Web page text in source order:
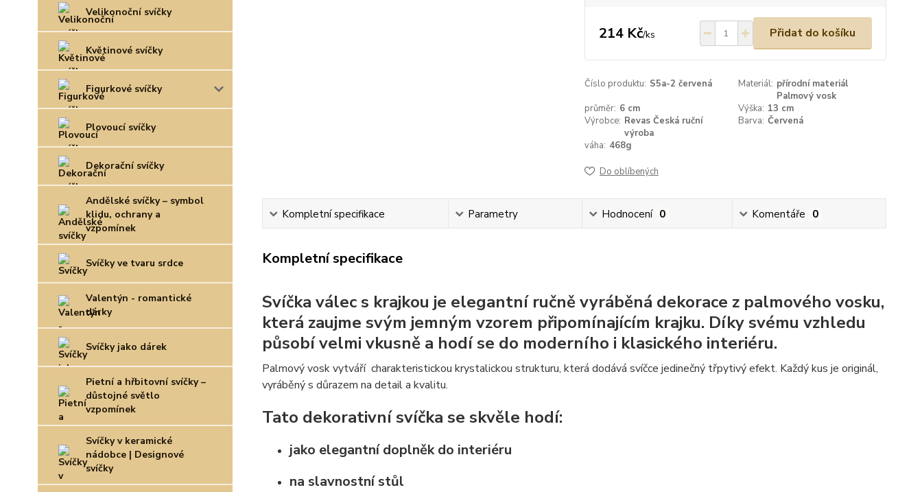
Velikonoční svíčky
Květinové svíčky
Figurkové svíčky
Plovoucí svíčky
Dekorační svíčky
Andělské svíčky – symbol
klidu, ochrany a
vzpomínek
Svíčky ve tvaru srdce
Valentýn - romantické
dárky
Svíčky jako dárek
Pietní a hřbitovní svíčky –
důstojné světlo
vzpomínek
Svíčky v keramické
nádobce | Designové
svíčky
214 Kč/ks Přidat do košíku
Číslo produktu: S5a-2 červená Materiál: přírodní materiál
Palmový vosk
průměr: 6 cm Výška: 13 cm
Výrobce: Revas Česká ruční
výroba
Barva: Červená
váha: 468g
Do oblíbených
Kompletní specifikace Parametry Hodnocení 0 Komentáře 0
Kompletní specifikace
Svíčka válec s krajkou je elegantní ručně vyráběná dekorace z palmového vosku,
která zaujme svým jemným vzorem připomínajícím krajku. Díky svému vzhledu
působí velmi vkusně a hodí se do moderního i klasického interiéru.
Palmový vosk vytváří charakteristickou krystalickou strukturu, která dodává svíčce jedinečný třpytivý efekt. Každý kus je originál,
vyráběný s důrazem na detail a kvalitu.
Tato dekorativní svíčka se skvěle hodí:
jako elegantní doplněk do interiéru
na slavnostní stůl